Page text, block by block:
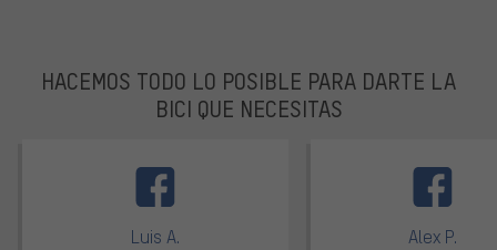
HACEMOS TODO LO POSIBLE PARA DARTE LA
BICI QUE NECESITAS
Luis A. Alex P.